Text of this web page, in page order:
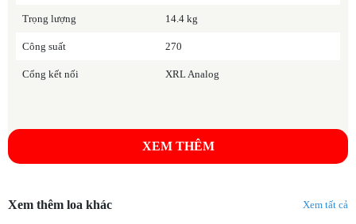
* An included Iso-Pod table stand insulates the speaker from vibration
and enables you to tilt its position upward or downward
Trọng lượng 14.4 kg
Công suất 270
Cổng kết nối XRL Analog
XEM THÊM
Xem thêm loa khác Xem tất cả